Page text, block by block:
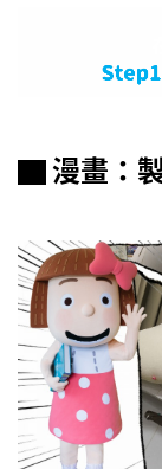
▇ 漫畫：